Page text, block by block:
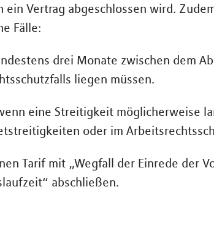
ein Vertrag abgeschlossen wird.
Fälle:
drei Monate zwischen dem
liegen müssen.
eine Streitigkeit möglicherweise
oder im
Tarif mit „Wegfall der Einrede der
abschließen.